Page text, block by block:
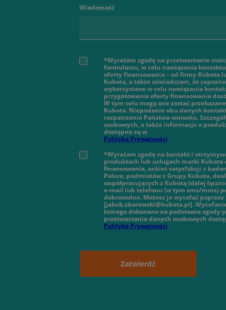
Wiadomość
*Wyrażam zgodę na przetwarzanie
formularzu, w celu nawiązania
oferty finansowania – od firmy Kubota
Kubota, a także oświadczam, że
wykorzystane w celu nawiązania
przygotowania oferty finansowania
W tym celu mogą one zostać
Kubota. Niepodanie obu danych
rozpatrzenie Państwa wniosku.
osobowych, a także informacje o
dostępne są w
Polityką Prywatności
*Wyrażam zgodę na kontakt i
produktach lub usługach marki
finansowania, ankiet satysfakcji z
Polsce, podmiotów z Grupy Kubota,
współpracujących z Kubotą (dalej
e-mail lub telefonu (w tym sms/mms)
dobrowolne. Możesz je wycofać
[jakub.zborowski@kubota.pl].
którego dokonano na podstawie zgody
przetwarzania danych osobowych
Polityką Prywatności
Zatwierdź